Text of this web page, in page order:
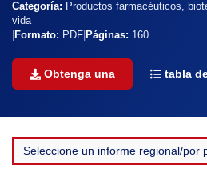
Categoría: Productos farmacéuticos,
vida
Formato: PDF Páginas: 160
Obtenga una tabla